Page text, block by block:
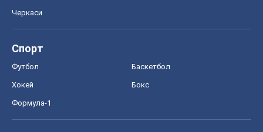
Черкаси
Спорт
Футбол Баскетбол
Хокей Бокс
Формула-1